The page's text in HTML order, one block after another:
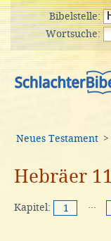
Bibelstelle:
Wortsuche:
Neues Testament >
Hebräer 11
Kapitel: 1 ···